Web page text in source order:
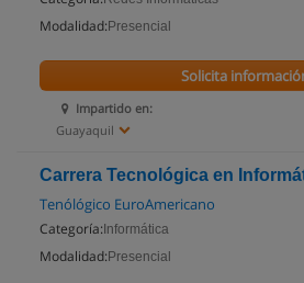
Modalidad: Presencial
Impartido en:
Guayaquil
Solicita
Carrera Tecnológica en
Tenólógico EuroAmericano
Categoría: Informática
Modalidad: Presencial